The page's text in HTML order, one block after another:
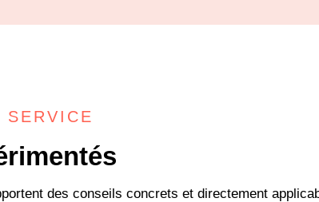
SERVICE
des conseils concrets et directement